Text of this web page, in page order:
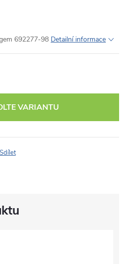
692277-98 Detailní informace
VARIANTU
Sdílet